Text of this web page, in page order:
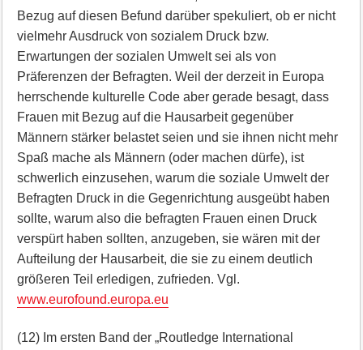
Bezug auf diesen Befund darüber spekuliert, ob er nicht
vielmehr Ausdruck von sozialem Druck bzw.
Erwartungen der sozialen Umwelt sei als von
Präferenzen der Befragten. Weil der derzeit in Europa
herrschende kulturelle Code aber gerade besagt, dass
Frauen mit Bezug auf die Hausarbeit gegenüber
Männern stärker belastet seien und sie ihnen nicht mehr
Spaß mache als Männern (oder machen dürfe), ist
schwerlich einzusehen, warum die soziale Umwelt der
Befragten Druck in die Gegenrichtung ausgeübt haben
sollte, warum also die befragten Frauen einen Druck
verspürt haben sollten, anzugeben, sie wären mit der
Aufteilung der Hausarbeit, die sie zu einem deutlich
größeren Teil erledigen, zufrieden. Vgl.
www.eurofound.europa.eu
(12) Im ersten Band der „Routledge International